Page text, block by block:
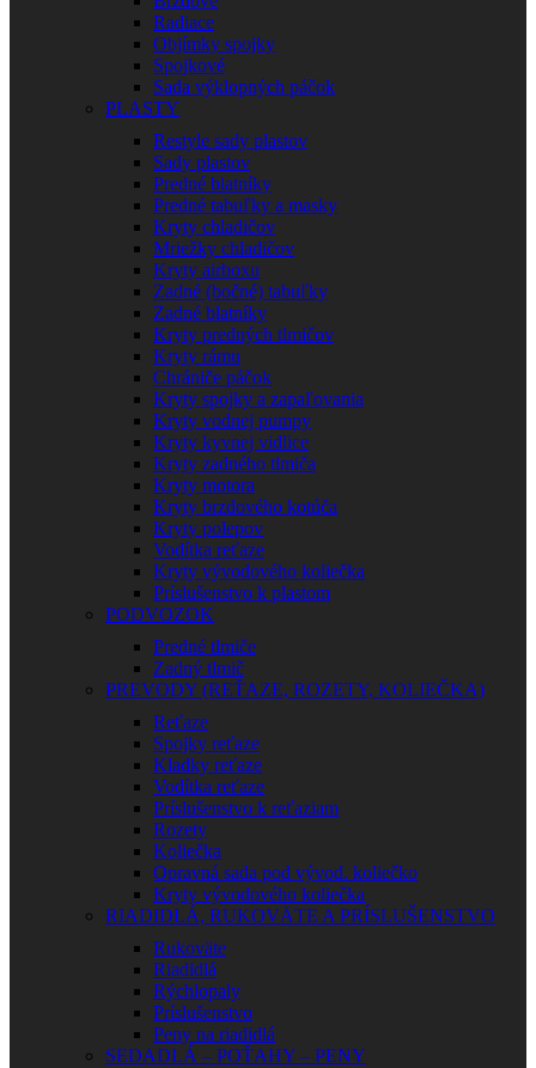
Radiace
Objímky spojky
Spojkové
Sada výklopných páčok
PLASTY
Restyle sady plastov
Sady plastov
Predné blatníky
Predné tabuľky a masky
Kryty chladičov
Mriežky chladičov
Kryty airboxu
Zadné (bočné) tabuľky
Zadné blatníky
Kryty predných tlmičov
Kryty rámu
Chrániče páčok
Kryty spojky a zapaľovania
Kryty vodnej pumpy
Kryty kyvnej vidlice
Kryty zadného tlmiča
Kryty motora
Kryty brzdového kotúča
Kryty polepov
Vodítka reťaze
Kryty vývodového koliečka
Príslušenstvo k plastom
PODVOZOK
Predné tlmiče
Zadný tlmič
PREVODY (REŤAZE, ROZETY, KOLIEČKA)
Reťaze
Spojky reťaze
Kladky reťaze
Vodítka reťaze
Príslušenstvo k reťaziam
Rozety
Koliečka
Opravná sada pod vývod. koliečko
Kryty vývodového koliečka
RIADIDLÁ, RUKOVÄTE A PRÍSLUŠENSTVO
Rukoväte
Riadidlá
Rýchlopaly
Príslušenstvo
Peny na riadidlá
SEDADLÁ – POŤAHY – PENY